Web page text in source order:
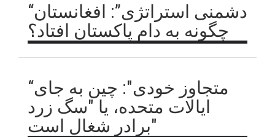
“دشمنی استراتژی”: افغانستان
چگونه به دام پاکستان افتاد؟
“متجاوز خودی": چین به جای
ایالات متحده، یا "سگ زرد
برادر شغال است"